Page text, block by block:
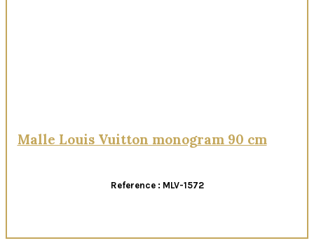
Malle Louis Vuitton monogram 90 cm
Reference : MLV-1572